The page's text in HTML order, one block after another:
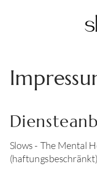
Slows - The Mental
(haftungsbeschränkt)